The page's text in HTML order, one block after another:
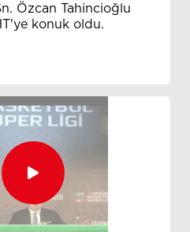
Özcan Tahincioğlu
konuk oldu.